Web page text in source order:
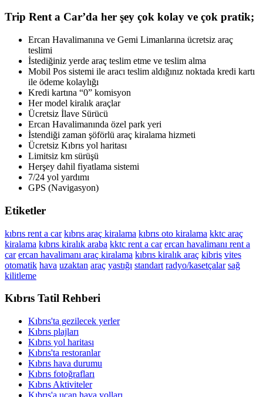
Trip Rent a Car’da her şey çok kolay ve çok pratik;
Ercan Havalimanına ve Gemi Limanlarına ücretsiz araç
teslimi
İstediğiniz yerde araç teslim etme ve teslim alma
Mobil Pos sistemi ile aracı teslim aldığınız noktada kredi kartı
ile ödeme kolaylığı
Kredi kartına “0” komisyon
Her model kiralık araçlar
Ücretsiz İlave Sürücü
Ercan Havalimanında özel park yeri
İstendiği zaman şöförlü araç kiralama hizmeti
Ücretsiz Kıbrıs yol haritası
Limitsiz km sürüşü
Herşey dahil fiyatlama sistemi
7/24 yol yardımı
GPS (Navigasyon)
Etiketler
kıbrıs rent a car kıbrıs araç kiralama kıbrıs oto kiralama kktc araç
kiralama kıbrıs kiralık araba kktc rent a car ercan havalimanı rent a
car ercan havalimanı araç kiralama kıbrıs kiralık araç kibris vites
otomatik hava uzaktan araç yastığı standart radyo/kasetçalar sağ
kilitleme
Kıbrıs Tatil Rehberi
Kıbrıs'ta gezilecek yerler
Kıbrıs plajları
Kıbrıs yol haritası
Kıbrıs'ta restoranlar
Kıbrıs hava durumu
Kıbrıs fotoğrafları
Kıbrıs Aktiviteler
Kıbrıs'a uçan hava yolları